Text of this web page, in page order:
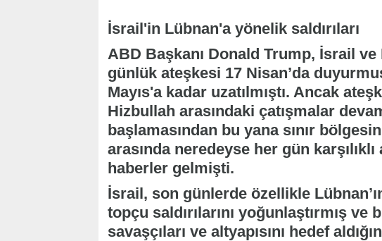
İsrail'in Lübnan'a yönelik saldırıları
ABD Başkanı Donald Trump, İsrail ve
günlük ateşkesi 17 Nisan’da
Mayıs'a kadar uzatılmıştı. Ancak
Hizbullah arasındaki çatışmalar
başlamasından bu yana sınır
arasında neredeyse her gün karşılıklı
haberler gelmişti.
İsrail, son günlerde özellikle
topçu saldırılarını yoğunlaştırmış ve
savaşçıları ve altyapısını hedef